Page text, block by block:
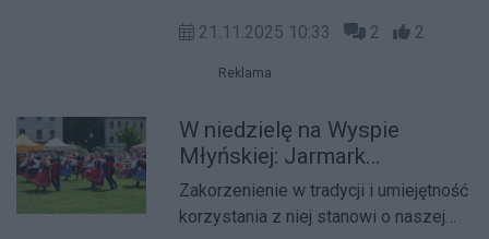
Mostowej, Starym Rynku i Placu
Teatralnym czekają stoiska, muzyka
oraz atrakcje dla całych rodzin.
21.11.2025 10:33 2 2
Reklama
W niedzielę na Wyspie
Młyńskiej: Jarmark
Świętojański
Zakorzenienie w tradycji i umiejętność
korzystania z niej stanowi o naszej